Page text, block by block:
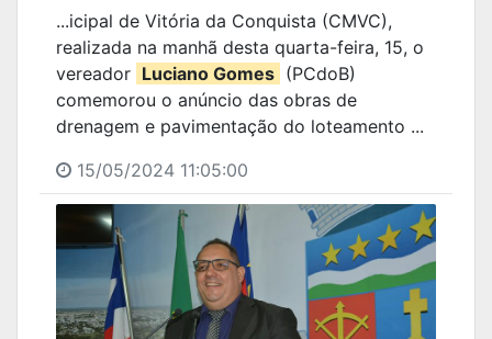
...icipal de Vitória da Conquista (CMVC),
realizada na manhã desta quarta-feira, 15, o
vereador Luciano Gomes (PCdoB)
comemorou o anúncio das obras de
drenagem e pavimentação do loteamento ...
15/05/2024 11:05:00